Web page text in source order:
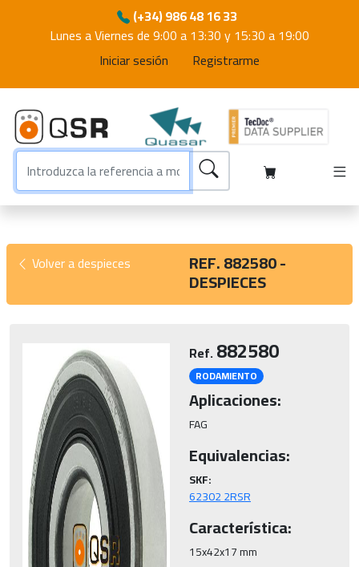
(+34) 986 48 16 33
Lunes a Viernes de 9:00 a 13:30 y 15:30 a 19:00
Iniciar sesión
Registrarme
Volver a despieces REF. 882580 -
DESPIECES
Ref.882580
RODAMIENTO
Aplicaciones:
FAG
Equivalencias:
SKF:
62302 2RSR
Característica:
15x42x17 mm